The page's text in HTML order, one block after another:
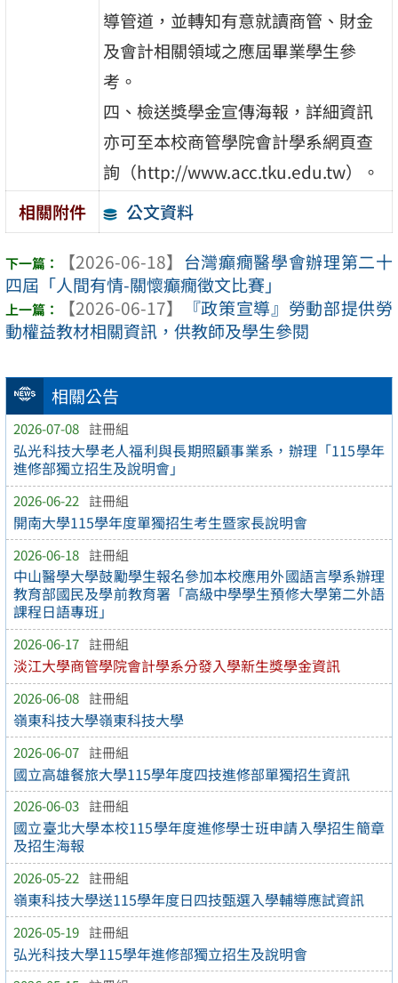
相關公告
2026-07-08 註冊組
弘光科技大學老人福利與長期照顧事業系，辦理「115學年
進修部獨立招生及說明會」
2026-06-22 註冊組
開南大學115學年度單獨招生考生暨家長說明會
2026-06-18 註冊組
中山醫學大學鼓勵學生報名參加本校應用外國語言學系辦理
教育部國民及學前教育署「高級中學學生預修大學第二外語
課程日語專班」
2026-06-17 註冊組
淡江大學商管學院會計學系分發入學新生獎學金資訊
2026-06-08 註冊組
嶺東科技大學嶺東科技大學
2026-06-07 註冊組
國立高雄餐旅大學115學年度四技進修部單獨招生資訊
2026-06-03 註冊組
國立臺北大學本校115學年度進修學士班申請入學招生簡章
及招生海報
2026-05-22 註冊組
嶺東科技大學送115學年度日四技甄選入學輔導應試資訊
2026-05-19 註冊組
弘光科技大學115學年進修部獨立招生及說明會
導管道，並轉知有意就讀商管、財金
及會計相關領域之應屆畢業學生參
考。
四、檢送獎學金宣傳海報，詳細資訊
亦可至本校商管學院會計學系網頁查
詢（http://www.acc.tku.edu.tw）。
相關附件
公文資料
【2026-06-18】 台灣癲癇醫學會辦理第二十
四屆「人間有情-關懷癲癇徵文比賽」
【2026-06-17】
『政策宣導』勞動部提供勞
動權益教材相關資訊，供教師及學生參閱